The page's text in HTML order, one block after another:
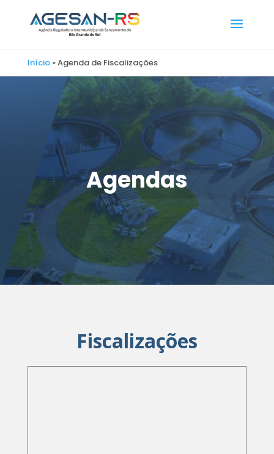
Início»Agenda de Fiscalizações
Agendas
Fiscalizações